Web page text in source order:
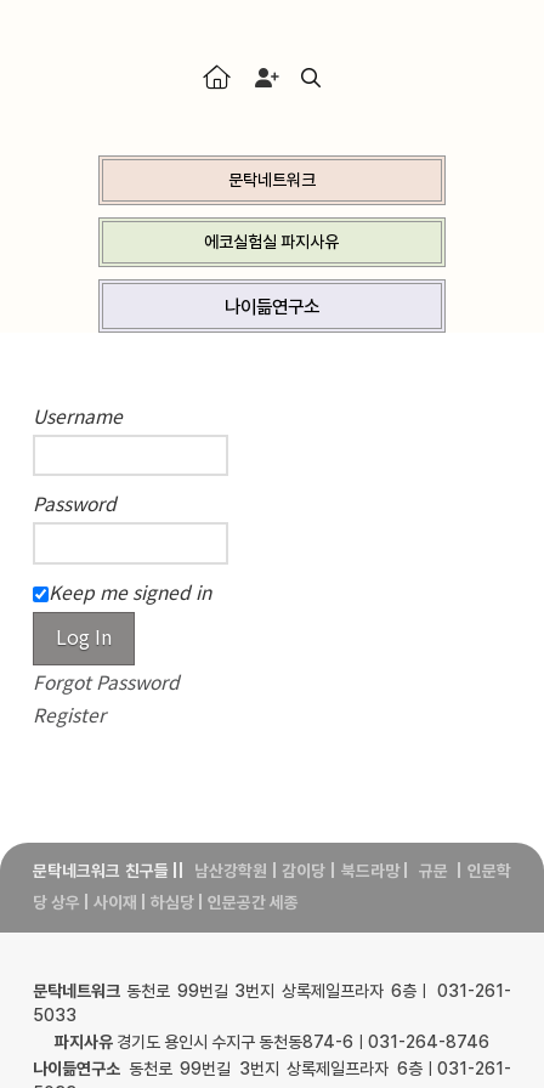
문탁네트워크
에코실험실 파지사유
나이듦연구소
Username
Password
Keep me signed in
Log In
Forgot Password
Register
문탁네크워크 친구들 남산강학원 감이당 북드라망| 규문 |인문학
당 상우
사이재 하심당| 인문공간 세종
문탁네트워크동천로 99번길 3번지 상록제일프라자 6층ㅣ 031-261-
5033
파지사유경기도 용인시 수지구 동천동874-6ㅣ031-264-8746
나이듦연구소동천로 99번길 3번지 상록제일프라자 6층ㅣ031-261-